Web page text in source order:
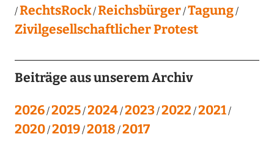
RechtsRock Reichsbürger Tagung
Zivilgesellschaftlicher Protest
Beiträge aus unserem Archiv
2026 2025 2024 2023 2022 2021
2020 2019 2018 2017